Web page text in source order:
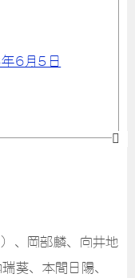
6月5日
、岡部麟、向井地
葵、本間日陽、